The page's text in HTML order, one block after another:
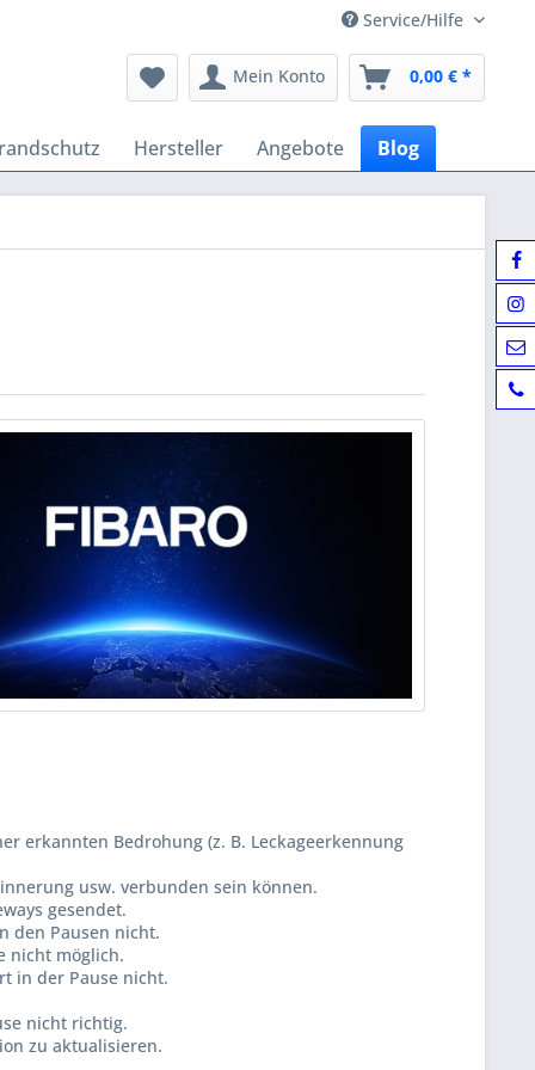
Service/Hilfe
Mein Konto 0,00 € *
Hersteller Angebote Blog
erkannten Bedrohung (z. B. Leckageerkennung
usw. verbunden sein können.
gesendet.
den Pausen nicht.
nicht möglich.
in der Pause nicht.
nicht richtig.
zu aktualisieren.